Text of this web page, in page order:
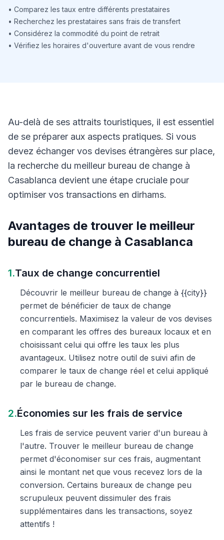
• Comparez les taux entre différents prestataires
• Recherchez les prestataires sans frais de transfert
• Considérez la commodité du point de retrait
• Vérifiez les horaires d'ouverture avant de vous rendre
Au-delà de ses attraits touristiques, il est essentiel
de se préparer aux aspects pratiques. Si vous
devez échanger vos devises étrangères sur place,
la recherche du meilleur bureau de change à
Casablanca devient une étape cruciale pour
optimiser vos transactions en dirhams.
Avantages de trouver le meilleur
bureau de change à Casablanca
1.Taux de change concurrentiel
Découvrir le meilleur bureau de change à {{city}}
permet de bénéficier de taux de change
concurrentiels. Maximisez la valeur de vos devises
en comparant les offres des bureaux locaux et en
choisissant celui qui offre les taux les plus
avantageux. Utilisez notre outil de suivi afin de
comparer le taux de change réel et celui appliqué
par le bureau de change.
2.Économies sur les frais de service
Les frais de service peuvent varier d'un bureau à
l'autre. Trouver le meilleur bureau de change
permet d'économiser sur ces frais, augmentant
ainsi le montant net que vous recevez lors de la
conversion. Certains bureaux de change peu
scrupuleux peuvent dissimuler des frais
supplémentaires dans les transactions, soyez
attentifs !